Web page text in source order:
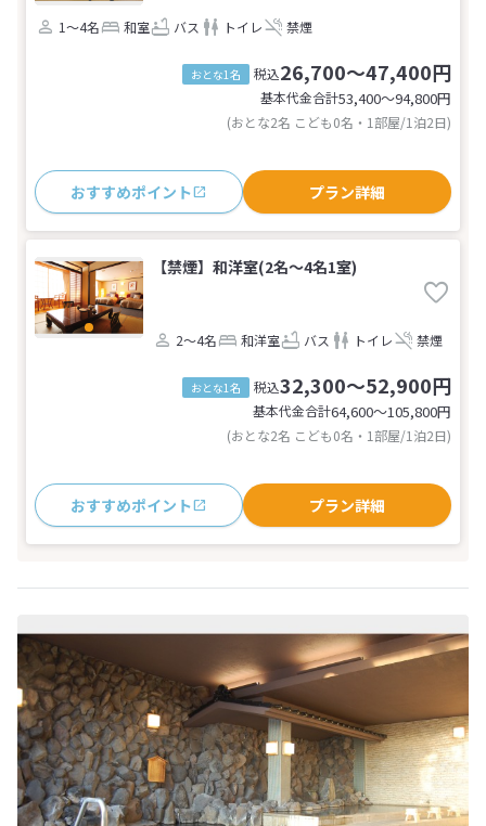
1～4名
和室 バス トイレ 禁煙
おとな1名 税込26,700～47,400円
基本代金合計53,400〜94,800円
(おとな2名 こども0名・1部屋/1泊2日)
おすすめポイント プラン詳細
【禁煙】和洋室(2名～4名1室)
2～4名 和洋室 バス トイレ 禁煙
おとな1名 税込32,300～52,900円
基本代金合計64,600〜105,800円
(おとな2名 こども0名・1部屋/1泊2日)
おすすめポイント プラン詳細